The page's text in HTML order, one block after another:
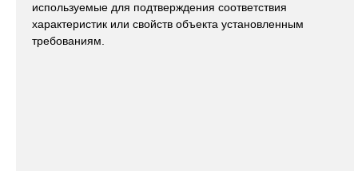
используемые для подтверждения соответствия
характеристик или свойств объекта установленным
требованиям.